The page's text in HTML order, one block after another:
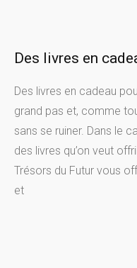
Des livres en
Des livres en cadeau
grand pas et, comme
sans se ruiner. Dans le
des livres qu’on veut
Trésors du Futur vous
et